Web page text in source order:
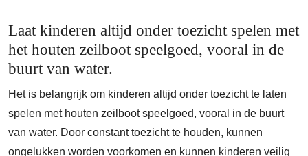
Laat kinderen altijd onder toezicht spelen met
het houten zeilboot speelgoed, vooral in de
buurt van water.
Het is belangrijk om kinderen altijd onder toezicht te laten
spelen met houten zeilboot speelgoed, vooral in de buurt
van water. Door constant toezicht te houden, kunnen
ongelukken worden voorkomen en kunnen kinderen veilig